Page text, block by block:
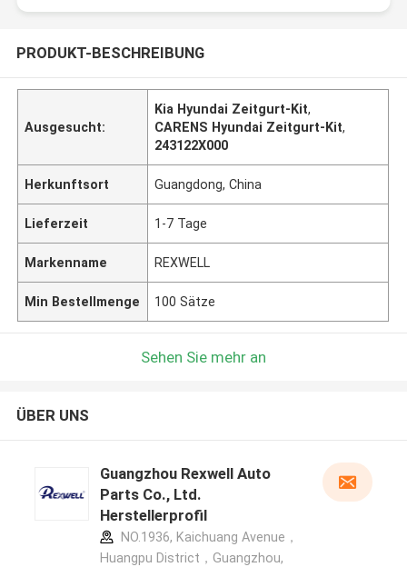
PRODUKT-BESCHREIBUNG
Ausgesucht:
Kia Hyundai Zeitgurt-Kit,
CARENS Hyundai Zeitgurt-Kit,
243122X000
Herkunftsort Guangdong, China
Lieferzeit 1-7 Tage
Markenname REXWELL
Min Bestellmenge 100 Sätze
Sehen Sie mehr an
ÜBER UNS
Guangzhou Rexwell Auto
Parts Co., Ltd.
Herstellerprofil
NO.1936, Kaichuang Avenue，
Huangpu District，Guangzhou,